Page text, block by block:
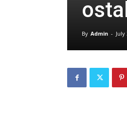
By Admin - July